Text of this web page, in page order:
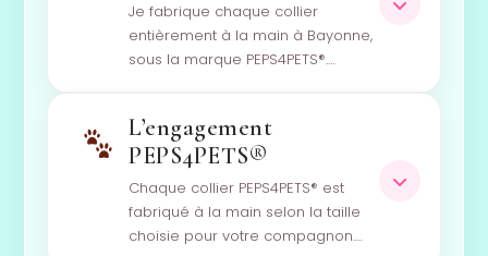
Je fabrique chaque collier
entièrement à la main à Bayonne,
sous la marque PEPS4PETS®.…
L’engagement
PEPS4PETS®
Chaque collier PEPS4PETS® est
fabriqué à la main selon la taille
choisie pour votre compagnon.…